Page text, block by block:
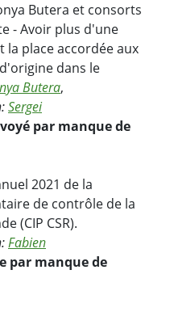
Butera et consorts
- Avoir plus d'une
la place accordée aux
dans le
Butera,
Sergei
par manque de
2021 de la
de contrôle de la
(CIP CSR).
Fabien
par manque de